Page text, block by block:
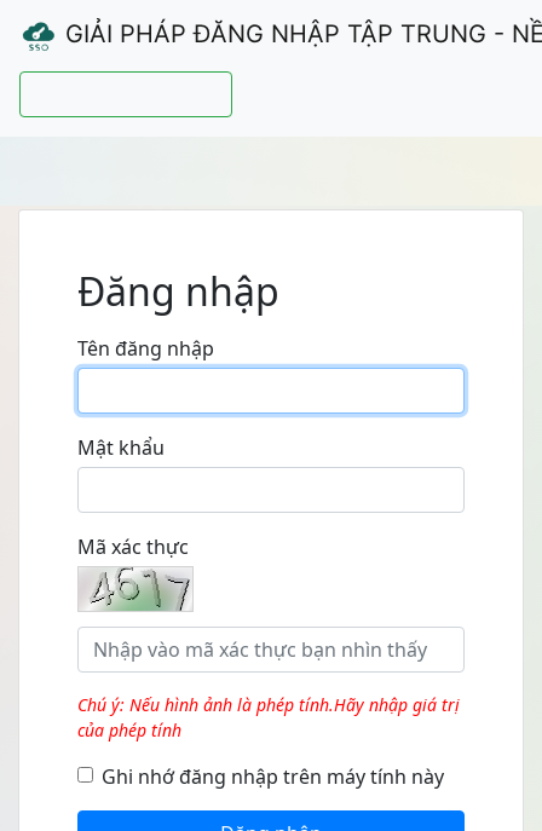
GIẢI PHÁP ĐĂNG NHẬP TẬP TRUNG -
Đăng nhập
Tên đăng nhập
Mật khẩu
Mã xác thực
Chú ý: Nếu hình ảnh là phép tính.Hãy nhập giá trị
của phép tính
Ghi nhớ đăng nhập trên máy tính này